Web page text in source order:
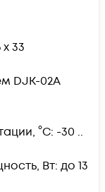
33
DJK-02A
°C: -30 ..
Вт: до 13